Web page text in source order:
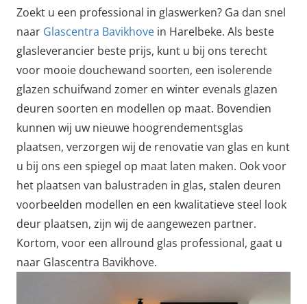
Zoekt u een professional in glaswerken? Ga dan snel
naar Glascentra Bavikhove in Harelbeke. Als beste
glasleverancier beste prijs, kunt u bij ons terecht
voor mooie douchewand soorten, een isolerende
glazen schuifwand zomer en winter evenals glazen
deuren soorten en modellen op maat. Bovendien
kunnen wij uw nieuwe hoogrendementsglas
plaatsen, verzorgen wij de renovatie van glas en kunt
u bij ons een spiegel op maat laten maken. Ook voor
het plaatsen van balustraden in glas, stalen deuren
voorbeelden modellen en een kwalitatieve steel look
deur plaatsen, zijn wij de aangewezen partner.
Kortom, voor een allround glas professional, gaat u
naar Glascentra Bavikhove.